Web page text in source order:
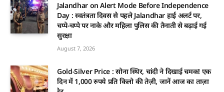
Jalandhar on Alert Mode Before Independence
Day : स्वतंत्रता दिवस से पहले Jalandhar हाई अलर्ट पर,
चप्पे-चप्पे पर नाके और महिला पुलिस की तैनाती से बढ़ाई गई
सुरक्षा
August 7, 2026
Gold-Silver Price : सोना स्थिर, चांदी ने दिखाई चमक! एक
दिन में 1,000 रुपये प्रति किलो की तेज़ी, जानें आज का ताज़ा